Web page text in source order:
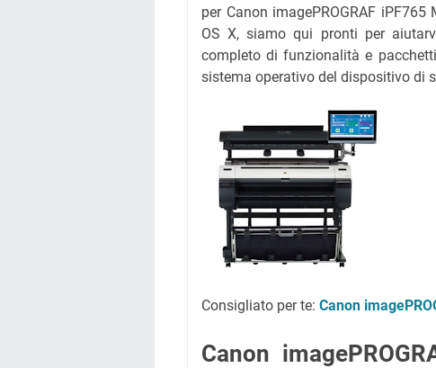
per Canon imagePROGRAF
OS X, siamo qui pronti per
completo di funzionalità e
sistema operativo del dispositivo di
Consigliato per te: Canon
Canon